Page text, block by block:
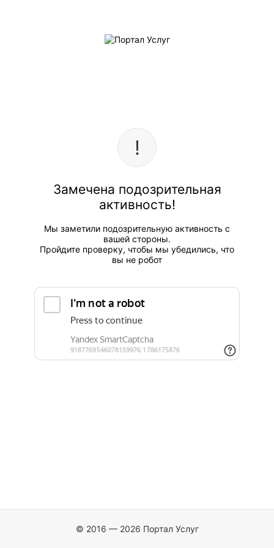
Замечена подозрительная
активность!
Мы заметили подозрительную активность с
вашей стороны.
Пройдите проверку, чтобы мы убедились, что
вы не робот
© 2016 — 2026 Портал Услуг